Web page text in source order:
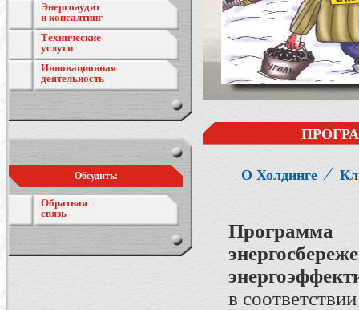
Энергоаудит
и консалтинг
Технические
услуги
Инновационная
деятельность
Обсудить:
Обратная
связь
О Холдинге ⁄
в